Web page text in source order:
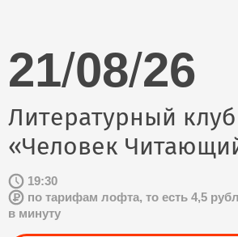
21/08/26
Литературный клуб
«Человек
19:30
по тарифам лофта, то есть 4,5
в минуту